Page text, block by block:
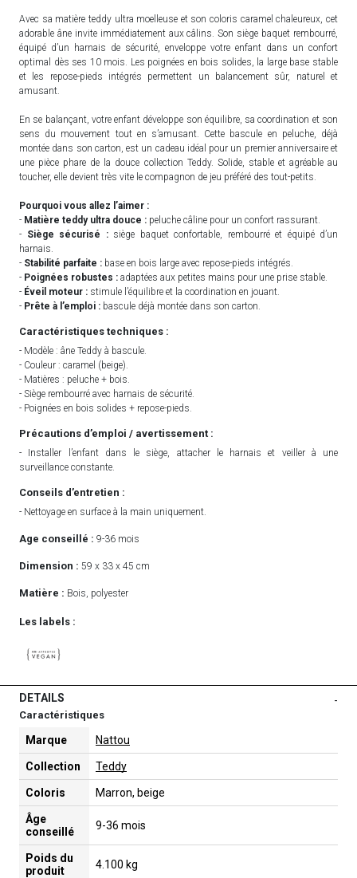
Avec sa matière teddy ultra moelleuse et son coloris caramel chaleureux, cet
adorable âne invite immédiatement aux câlins. Son siège baquet rembourré,
équipé d’un harnais de sécurité, enveloppe votre enfant dans un confort
optimal dès ses 10 mois. Les poignées en bois solides, la large base stable
et les repose-pieds intégrés permettent un balancement sûr, naturel et
amusant.
En se balançant, votre enfant développe son équilibre, sa coordination et son
sens du mouvement tout en s’amusant. Cette bascule en peluche, déjà
montée dans son carton, est un cadeau idéal pour un premier anniversaire et
une pièce phare de la douce collection Teddy. Solide, stable et agréable au
toucher, elle devient très vite le compagnon de jeu préféré des tout-petits.
Pourquoi vous allez l’aimer :
- Matière teddy ultra douce : peluche câline pour un confort rassurant.
- Siège sécurisé :siège baquet confortable, rembourré et équipé d’un
harnais.
- Stabilité parfaite : base en bois large avec repose-pieds intégrés.
- Poignées robustes : adaptées aux petites mains pour une prise stable.
- Éveil moteur : stimule l’équilibre et la coordination en jouant.
- Prête à l’emploi : bascule déjà montée dans son carton.
Caractéristiques techniques :
- Modèle : âne Teddy à bascule.
- Couleur : caramel (beige).
- Matières : peluche + bois.
- Siège rembourré avec harnais de sécurité.
- Poignées en bois solides + repose-pieds.
Précautions d’emploi / avertissement :
- Installer l’enfant dans le siège, attacher le harnais et veiller à une
surveillance constante.
Conseils d’entretien :
- Nettoyage en surface à la main uniquement.
Age conseillé : 9-36 mois
Dimension : 59 x 33 x 45 cm
Matière : Bois, polyester
Les labels :
DETAILS -
Caractéristiques
Marque Nattou
Collection Teddy
Coloris Marron, beige
Âge
conseillé
9-36 mois
Poids du
produit
4.100 kg